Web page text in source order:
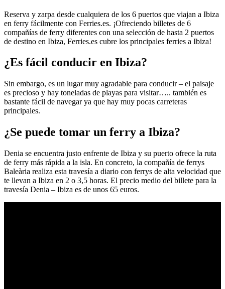
Reserva y zarpa desde cualquiera de los 6 puertos que viajan a Ibiza
en ferry fácilmente con Ferries.es. ¡Ofreciendo billetes de 6
compañías de ferry diferentes con una selección de hasta 2 puertos
de destino en Ibiza, Ferries.es cubre los principales ferries a Ibiza!
¿Es fácil conducir en Ibiza?
Sin embargo, es un lugar muy agradable para conducir – el paisaje
es precioso y hay toneladas de playas para visitar….. también es
bastante fácil de navegar ya que hay muy pocas carreteras
principales.
¿Se puede tomar un ferry a Ibiza?
Denia se encuentra justo enfrente de Ibiza y su puerto ofrece la ruta
de ferry más rápida a la isla. En concreto, la compañía de ferrys
Baleària realiza esta travesía a diario con ferrys de alta velocidad que
te llevan a Ibiza en 2 o 3,5 horas. El precio medio del billete para la
travesía Denia – Ibiza es de unos 65 euros.